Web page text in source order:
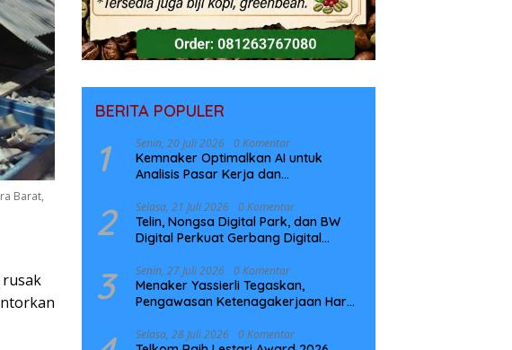
Barat,
BERITA POPULER
1 Senin, 20 Juli 2026 0 Komentar
Kemnaker Optimalkan AI untuk
Analisis Pasar Kerja dan
2 Selasa, 21 Juli 2026 0 Komentar
Telin, Nongsa Digital Park, dan BW
Digital Perkuat Gerbang Digital
NCC
3 Senin, 27 Juli 2026 0 Komentar
Menaker Yassierli Tegaskan,
Pengawasan Ketenagakerjaan Harus
Selasa, 28 Juli 2026 0 Komentar